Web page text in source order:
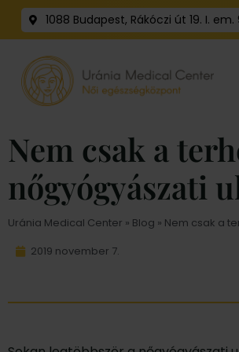
1088 Budapest, Rákóczi út 19. I.
Nem csak a
nőgyógyászati
Uránia Medical Center » Blog » Nem csak a
2019 november 7.